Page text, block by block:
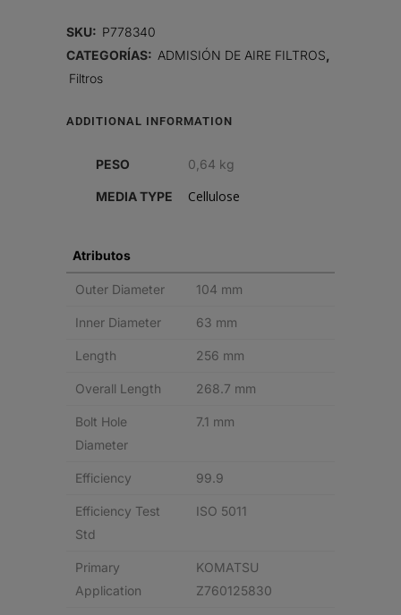
PRIMARIO
SKU: P778340
CATEGORÍAS: ADMISIÓN DE AIRE FILTROS
Filtros
ADDITIONAL INFORMATION
PESO 0,64 kg
MEDIA TYPE Cellulose
Atributos
Outer Diameter 104 mm
Inner Diameter 63 mm
Length 256 mm
Overall Length 268.7 mm
Bolt Hole
Diameter
7.1 mm
Efficiency 99.9
Efficiency Test
Std
ISO 5011
Primary
Application
KOMATSU
Z760125830